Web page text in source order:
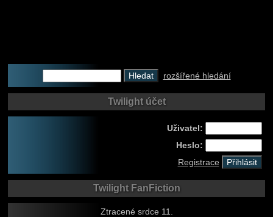
rozšířené hledání
Twilight účet
Uživatel:
Heslo:
Registrace
Twilight FanFiction
Ztracené srdce 11.